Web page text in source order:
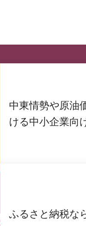
中東情勢や原油
ける中小企業向
ふるさと納税な